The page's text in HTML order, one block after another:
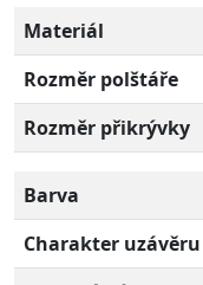
Materiál
Rozměr polštáře
Rozměr přikrývky
Barva
Charakter uzávěru